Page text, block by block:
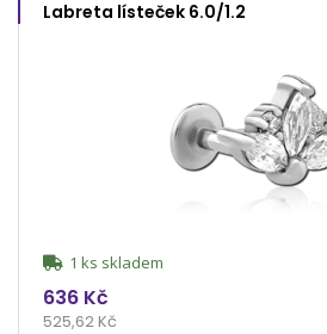
Labreta lísteček 6.0/1.2
1 ks skladem
636 Kč
525,62 Kč